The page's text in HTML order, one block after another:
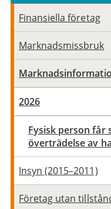
Finansiella företag
Marknadsmissbruk
2026
Fysisk person får
överträdelse av
Insyn (2015–2011)
Företag utan